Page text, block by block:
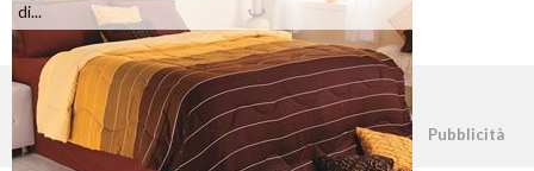
di...
©2026 - casapratica.net - p.iva 03338800984 Pubblicità